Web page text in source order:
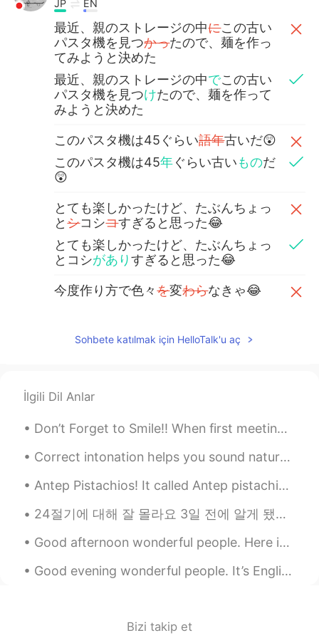
JP EN
最近、親のストレージの中にこの古い
パスタ機を見つかったので、麺を作っ
てみようと決めた
最近、親のストレージの中でこの古い
パスタ機を見つけたので、麺を作って
みようと決めた
このパスタ機は45ぐらい語年古いだ😲
このパスタ機は45年ぐらい古いものだ
😲
とても楽しかったけど、たぶんちょっ
とシコシコすぎると思った😂
とても楽しかったけど、たぶんちょっ
とコシがありすぎると思った😂
今度作り方で色々を変わらなきゃ😂
Mina 2020.10.11 05:47
Great!!👏
EN JP CN KR
@Shihowe’ll use them in some soup, and
gtj2017 2020.10.11 05:29
EN JP CNKR
@Ehmo-chan楽しかった^^訂正もありが
どんなソースで食べたんですか？ What
Sohbete katılmak için HelloTalk'u aç
İlgili Dil Anlar
Don’t Forget to Smile!! When first meeting or greeting someone, offer them a warm smile. Smiling ...
Correct intonation helps you sound natural in American English. Intonation includes your tone, or...
Antep Pistachios! It called Antep pistachios because it grown more in the city of Antep. It's ...
24절기에 대해 잘 몰라요 3일 전에 알게 됐어요 (녹차 얘기 하다가 ㅋㅋㅋ 헬로톡 친구가 한국에서는 녹차를 절기별로 분류한다고 해서요) 요즘 계절에 대한 글을 종종 올리고 ...
Good afternoon wonderful people. Here is a poem for you! We mourn the broken things, chair legs...
Good evening wonderful people. It’s English practice time. Send me a message if you would like ...
Bizi takip et